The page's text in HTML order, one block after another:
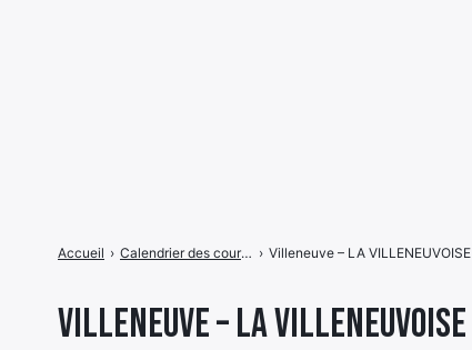
Villeneuve – LA VILLENEUVOISE
Accueil › Calendrier des courses › Villeneuve – LA VILLENEUVOISE